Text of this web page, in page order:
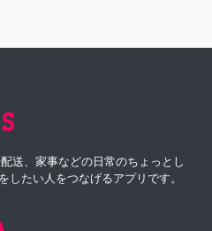
送、家事などの日常のちょっとし
したい人をつなげるアプリです。